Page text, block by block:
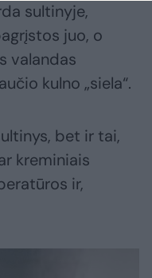
sultinyje,
juo, o
valandas
kulno „siela“.
bet ir tai,
kreminiais
ir,